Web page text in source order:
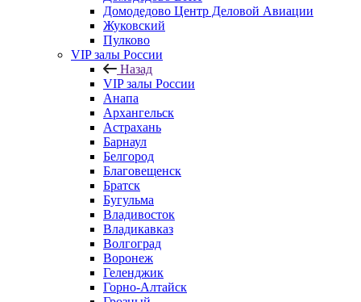
Домодедово Центр Деловой Авиации
Жуковский
Пулково
VIP залы России
Назад
VIP залы России
Анапа
Архангельск
Астрахань
Барнаул
Белгород
Благовещенск
Братск
Бугульма
Владивосток
Владикавказ
Волгоград
Воронеж
Геленджик
Горно-Алтайск